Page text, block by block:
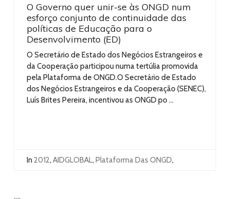
O Governo quer unir-se às ONGD num
esforço conjunto de continuidade das
políticas de Educação para o
Desenvolvimento (ED)
O Secretário de Estado dos Negócios Estrangeiros e
da Cooperação participou numa tertúlia promovida
pela Plataforma de ONGD.O Secretário de Estado
dos Negócios Estrangeiros e da Cooperação (SENEC),
Luís Brites Pereira, incentivou as ONGD po ...
In 2012, AIDGLOBAL, Plataforma Das ONGD,